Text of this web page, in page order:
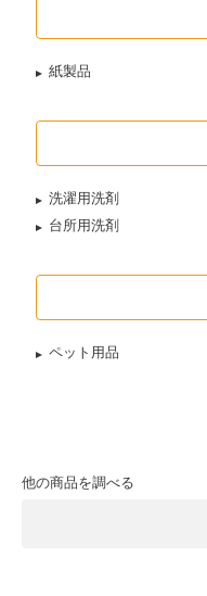
紙製品
洗濯用洗剤
台所用洗剤
ペット用品
他の商品を調べる